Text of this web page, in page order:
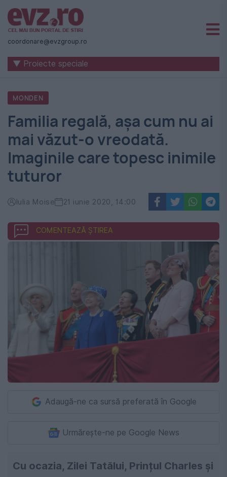
Știri
naționale
internaționale
România
-
Evenimentul
Zilei
coordonare@evzgroup.ro
▼ Proiecte speciale
MONDEN
Familia regală, așa cum nu ai
mai văzut-o vreodată.
Imaginile care topesc inimile
tuturor
Iulia Moise 21 iunie 2020, 14:00
COMENTEAZĂ ȘTIREA
Adaugă-ne ca sursă preferată în Google
Urmărește-ne pe Google News
Cu ocazia, Zilei Tatălui, Prințul Charles și